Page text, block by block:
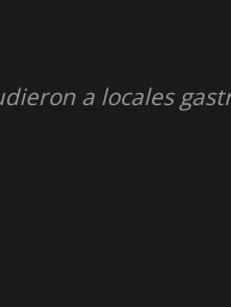
a locales